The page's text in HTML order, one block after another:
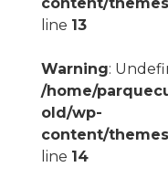
line 13
Warning:
/home/
old/wp-
content/
line 14